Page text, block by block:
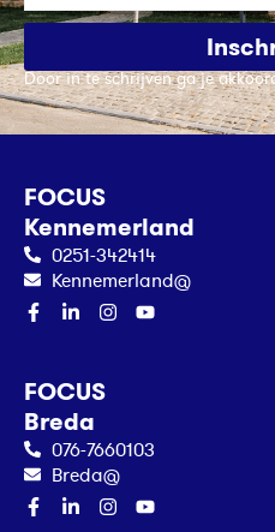
Door in te schrijven ga je
FOCUS
Kennemerland
0251-342414
Kennemerland@
FOCUS
Breda
076-7660103
Breda@